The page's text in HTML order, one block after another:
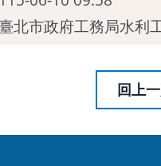
北市政府工務局水利
回上